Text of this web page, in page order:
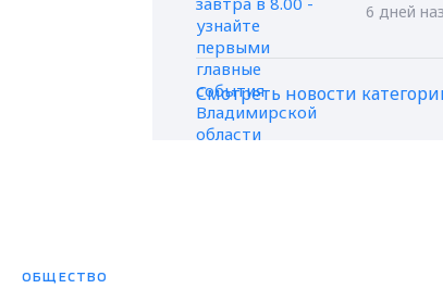
6 дней
Смотреть новости
ОБЩЕСТВО